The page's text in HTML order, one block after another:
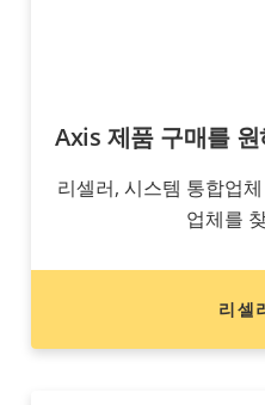
Axis 제품 구매를
리셀러, 시스템 통합업
업체를
리셀